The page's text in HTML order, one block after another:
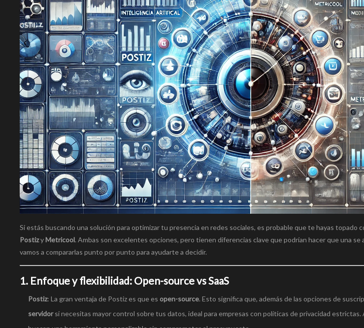
Si estás buscando una solución para optimizar tu presencia en redes sociales, es probable que te hayas topado
PostizyMetricool. Ambas son excelentes opciones, pero tienen diferencias clave que podrían hacer que una
vamos a compararlas punto por punto para ayudarte a decidir.
1. Enfoque y flexibilidad: Open-source vs SaaS
Postiz: La gran ventaja de Postiz es que es open-source. Esto significa que, además de las opciones de
servidorsi necesitas mayor control sobre tus datos, ideal para empresas con políticas de privacidad